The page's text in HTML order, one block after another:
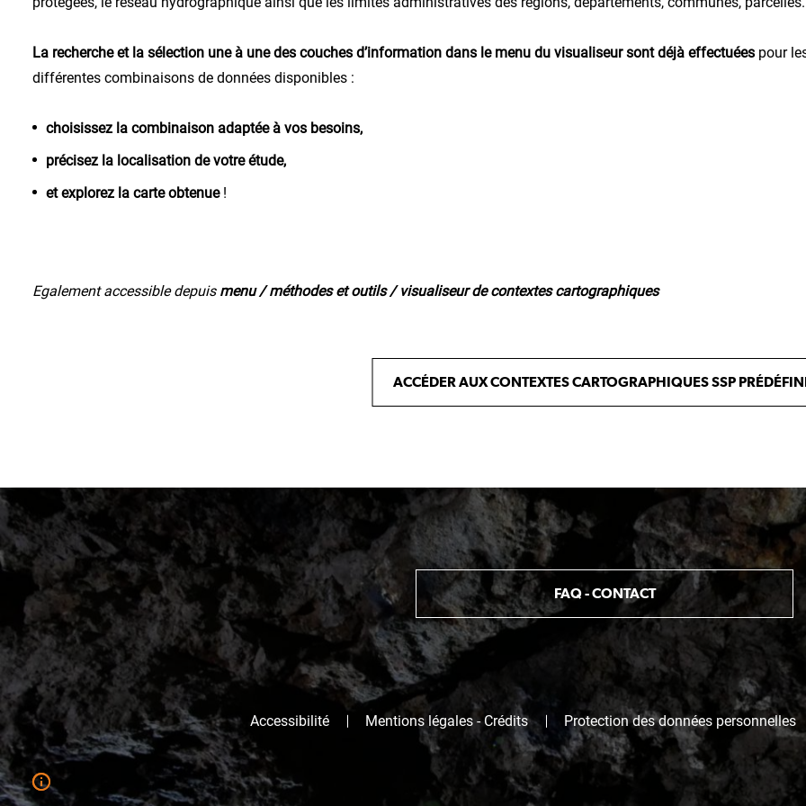
La recherche et la sélection une à une des couches d’information dans le menu du visualiseur sont déjà effectuées pour
différentes combinaisons de données disponibles :
choisissez la combinaison adaptée à vos besoins,
précisez la localisation de votre étude,
et explorez la carte obtenue!
Egalement accessible depuis menu / méthodes et outils / visualiseur de contextes cartographiques
ACCÉDER AUX CONTEXTES CARTOGRAPHIQUES SSP
FAQ - CONTACT
Accessibilité Mentions légales - Crédits Protection des données personnelles